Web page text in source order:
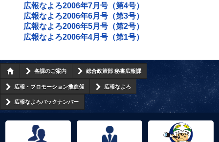
広報なよろ2006年7月号（第4号）
広報なよろ2006年6月号（第3号）
広報なよろ2006年5月号（第2号）
広報なよろ2006年4月号（第1号）
各課のご案内 総合政策部 秘書広報課
広報・プロモーション推進係 広報なよろ
広報なよろバックナンバー